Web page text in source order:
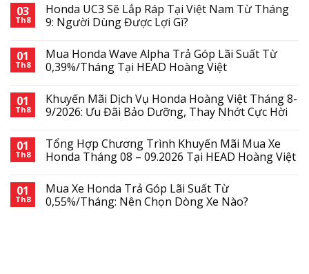
03
Th8
Honda UC3 Sẽ Lắp Ráp Tại Việt Nam Từ Tháng
9: Người Dùng Được Lợi Gì?
01
Th8
Mua Honda Wave Alpha Trả Góp Lãi Suất Từ
0,39%/Tháng Tại HEAD Hoàng Việt
01
Th8
Khuyến Mãi Dịch Vụ Honda Hoàng Việt Tháng 8-
9/2026: Ưu Đãi Bảo Dưỡng, Thay Nhớt Cực Hời
01
Th8
Tổng Hợp Chương Trình Khuyến Mãi Mua Xe
Honda Tháng 08 – 09.2026 Tại HEAD Hoàng Việt
01
Th8
Mua Xe Honda Trả Góp Lãi Suất Từ
0,55%/Tháng: Nên Chọn Dòng Xe Nào?